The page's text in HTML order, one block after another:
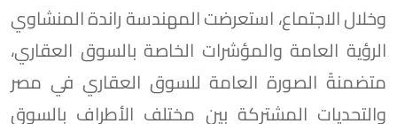
وخلال الاجتماع، استعرضت المهندسة راندة المنشاوي
الرؤية العامة والمؤشرات الخاصة بالسوق العقاري،
متضمنةً الصورة العامة للسوق العقاري في مصر
والتحديات المشتركة بين مختلف الأطراف بالسوق